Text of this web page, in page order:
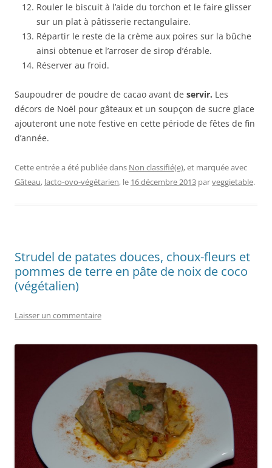
Rouler le biscuit à l’aide du torchon et le faire glisser
sur un plat à pâtisserie rectangulaire.
Répartir le reste de la crème aux poires sur la bûche
ainsi obtenue et l’arroser de sirop d’érable.
Réserver au froid.
Saupoudrer de poudre de cacao avant de servir. Les
décors de Noël pour gâteaux et un soupçon de sucre glace
ajouteront une note festive en cette période de fêtes de fin
d’année.
Cette entrée a été publiée dans Non classifié(e), et marquée avec
Gâteau, lacto-ovo-végétarien, le 16 décembre 2013 parveggietable.
Strudel de patates douces, choux-fleurs et
pommes de terre en pâte de noix de coco
(végétalien)
Laisser un commentaire